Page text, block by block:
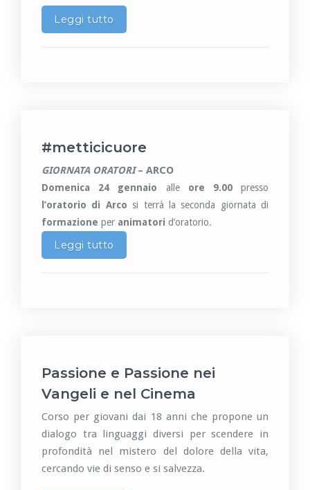
Leggi tutto
#metticicuore
GIORNATA ORATORI– ARCO
Domenica 24 gennaio alle ore 9.00presso
l’oratorio di Arco si terrà la seconda giornata di
formazione per animatori d’oratorio.
Leggi tutto
Passione e Passione nei
Vangeli e nel Cinema
Corso per giovani dai 18 anni che propone un
dialogo tra linguaggi diversi per scendere in
profondità nel mistero del dolore della vita,
cercando vie di senso e si salvezza.